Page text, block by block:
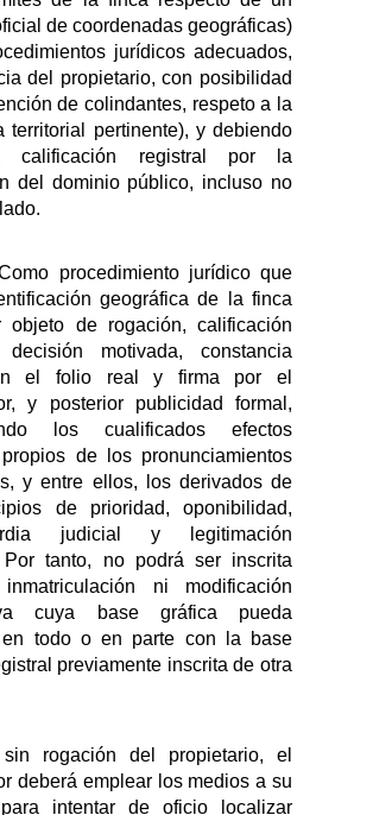
de coordenadas geográficas)
jurídicos adecuados,
del propietario, con posibilidad
de colindantes, respeto a la
territorial pertinente), y debiendo
calificación registral por la
del dominio público, incluso no
procedimiento jurídico que
geográfica de la finca
objeto de rogación, calificación
decisión motivada, constancia
el folio real y firma por el
y posterior publicidad formal,
los cualificados efectos
de los pronunciamientos
y entre ellos, los derivados de
de prioridad, oponibilidad,
judicial y legitimación
Por tanto, no podrá ser inscrita
ni modificación
cuya base gráfica pueda
en todo o en parte con la base
previamente inscrita de otra
rogación del propietario, el
deberá emplear los medios a su
intentar de oficio localizar